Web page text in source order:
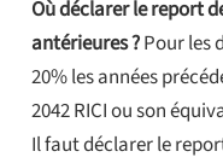
Où déclarer le report
antérieures ?Pour les
20% les années
2042 RICI ou son
Il faut déclarer le